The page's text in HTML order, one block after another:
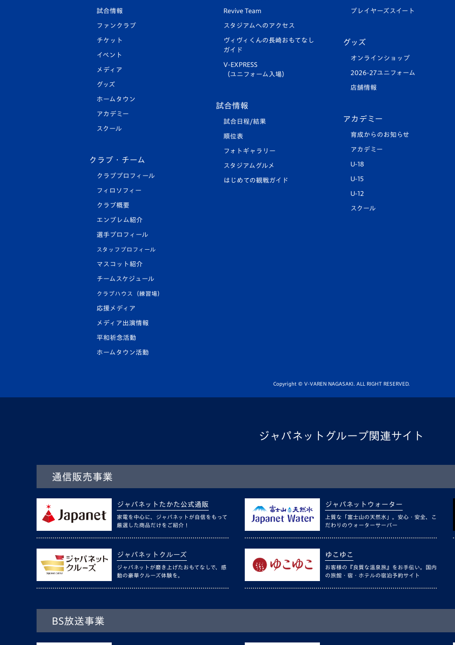
試合情報
ファンクラブ
チケット
イベント
メディア
グッズ
ホームタウン
アカデミー
スクール
クラブ・チーム
クラブプロフィール
フィロソフィー
クラブ概要
エンブレム紹介
選手プロフィール
スタッフプロフィール
マスコット紹介
チームスケジュール
クラブハウス（練習場）
応援メディア
メディア出演情報
平和祈念活動
ホームタウン活動
Revive Team
スタジアムへのアクセス
ヴィヴィくんの長崎おもてなし
ガイド
V-EXPRESS
（ユニフォーム入場）
試合情報
試合日程/結果
順位表
フォトギャラリー
スタジアムグルメ
はじめての観戦ガイド
プレイヤーズスイート
グッズ
オンラインショップ
2026-27ユニフォーム
店舗情報
アカデミー
育成からのお知らせ
アカデミー
U-18
U-15
U-12
スクール
Copyright © V-VAREN NAGASAKI. ALL RIGHT RESERVED.
ジャパネットグループ関連サイト
通信販売事業
ジャパネットたかた公式通販
家電を中心に、ジャパネットが自信をもって
厳選した商品だけをご紹介！
ジャパネットウォーター
上質な「富士山の天然水」。安心・安全、こ
だわりのウォーターサーバー
ジャパネットクルーズ
ジャパネットが磨き上げたおもてなしで、感
動の豪華クルーズ体験を。
ゆこゆこ
お客様の『良質な温泉旅』をお手伝い。国内
の旅館・宿・ホテルの宿泊予約サイト
BS放送事業